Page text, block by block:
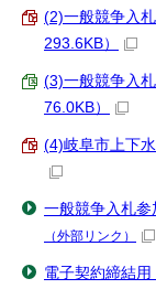
(2)一般競争入
293.6KB）
(3)一般競争入
76.0KB）
(4)岐阜市上下
一般競争入札
（外部リンク）
電子契約締結